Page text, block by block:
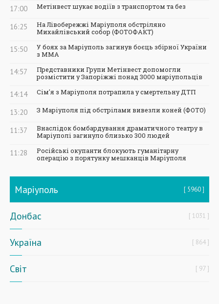
17:00 Метінвест шукає водіїв з транспортом та без
16:25
На Лівобережжі Маріуполя обстріляно
Михайлівський собор (ФОТОФАКТ)
15:50
У боях за Маріуполь загинув боєць збірної України
з ММА
14:57
Представники Групи Метінвест допомогли
розмістити у Запоріжжі понад 3000 маріупольців
14:14 Сім'я з Маріуполя потрапила у смертельну ДТП
13:20 З Маріуполя під обстрілами вивезли коней (ФОТО)
11:37
Внаслідок бомбардування драматичного театру в
Маріуполі загинуло близько 300 людей
11:28
Російські окупанти блокують гуманітарну
операцію з порятунку мешканців Маріуполя
Маріуполь 5960
Донбас 1031
Україна 864
Світ 97